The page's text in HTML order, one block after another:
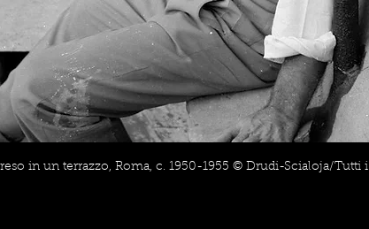
in un terrazzo, Roma, c. 1950-1955 © Drudi-Scialoja/Tutti